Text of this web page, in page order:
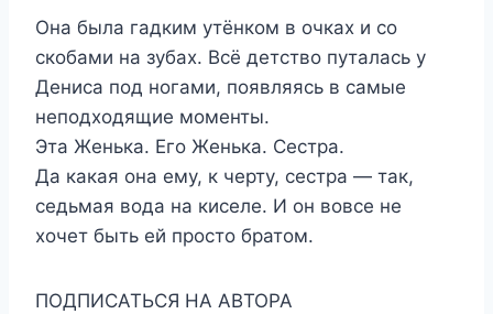
Она была гадким утёнком в очках и со
скобами на зубах. Всё детство путалась у
Дениса под ногами, появляясь в самые
неподходящие моменты.
Эта Женька. Его Женька. Сестра.
Да какая она ему, к черту, сестра — так,
седьмая вода на киселе. И он вовсе не
хочет быть ей просто братом.
ПОДПИСАТЬСЯ НА АВТОРА